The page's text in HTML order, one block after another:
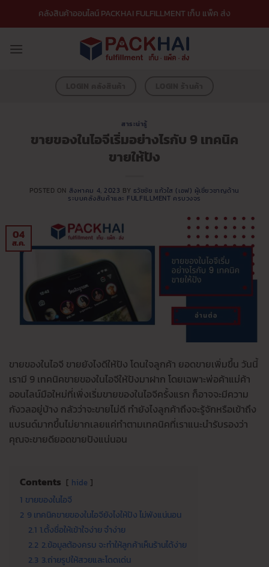
เนื้อหา
คลังสินค้าออนไลน์ PACKHAI FULFILLMENT เก็บ แพ็ค ส่ง
สาระน่ารู้
ขายของในไอจีเริ่มอย่างไรกับ 9 เทคนิค
ขายให้ปัง
POSTED ON สิงหาคม 4, 2023 BY ธวัชชัย แก้วใส (เอฟ) ผู้เชี่ยวชาญด้าน
ระบบคลังสินค้าและ FULFILLMENT ครบวงจร
04
ส.ค.
ขายของในไอจี ขายยังไงดีให้ปัง โดนใจลูกค้า ยอดขายเพิ่มขึ้น วันนี้
เรามี 9 เทคนิคขายของในไอจีให้ปังมาฝาก โดยเฉพาะพ่อค้าแม่ค้า
ออนไลน์มือใหม่ที่เพิ่งเริ่มขายของในไอจีครั้งแรก ก็อาจจะมีความ
กังวลอยู่บ้าง กลัวว่าจะขายไม่ดี ทำยังไงลูกค้าถึงจะรู้จักหรือเข้าถึง
แบรนด์มากขึ้นไม่ยากเลยแค่ทำตามเทคนิคที่เราแนะนำรับรองว่า
คุณจะขายดียอดขายปังแน่นอน
Contents hide
1 ขายของในไอจี
2 9 เทคนิคขายของในไอจียังไงให้ปัง ไม่พังแน่นอน
2.1 1.ตั้งชื่อให้เข้าใจง่าย จำง่าย
2.2 2.ข้อมูลต้องครบ จะทำให้ลูกค้าเห็นร้านได้ง่าย
2.3 3.ถ่ายรูปให้สวยและโดดเด่น